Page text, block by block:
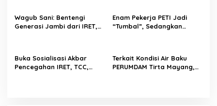
Pendidikan di Jambi
Wagub Sani: Bentengi
Generasi Jambi dari IRET,
Enam Pekerja PETI Jadi
“Tumbal”, Sedangkan
Buka Sosialisasi Akbar
Pencegahan IRET, TCC,
Terkait Kondisi Air Baku
PERUMDAM Tirta Mayang,